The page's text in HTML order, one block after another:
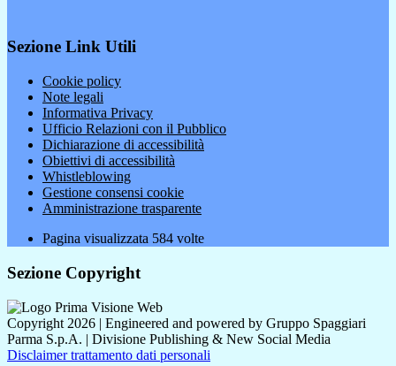
Sezione Link Utili
Cookie policy
Note legali
Informativa Privacy
Ufficio Relazioni con il Pubblico
Dichiarazione di accessibilità
Obiettivi di accessibilità
Whistleblowing
Gestione consensi cookie
Amministrazione trasparente
Pagina visualizzata 584 volte
Sezione Copyright
Copyright 2026 | Engineered and powered by Gruppo Spaggiari
Parma S.p.A. | Divisione Publishing & New Social Media
Disclaimer trattamento dati personali